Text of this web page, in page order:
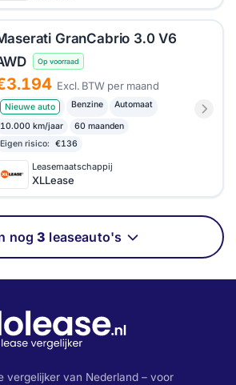
GranCabrio 3.0 V6
Op voorraad
Excl. BTW per maand
Nieuwe auto Benzine Automaat
10.000 km/jaar
60 maanden
Eigen risico:
€136
Leasemaatschappij
XLLease
nog3 leaseauto's
vergelijker van Nederland – voor